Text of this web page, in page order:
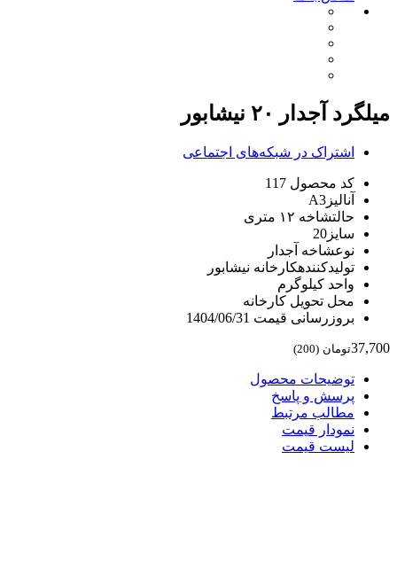
میلگرد آجدار ۲۰ نیشابور
اشتراک در شبکه‌های اجتماعی
کد محصول 117
آنالیز A3
حالتشاخه ۱۲ متری
سایز 20
نوعشاخه آجدار
تولیدکنندهکارخانه نیشابور
واحد کیلوگرم
محل تحویل کارخانه
بروزرسانی قیمت 1404/06/31
37,700تومان (
200
)
توضیحات محصول
پرسش و پاسخ
مطالب مرتبط
نمودار قیمت
لیست قیمت